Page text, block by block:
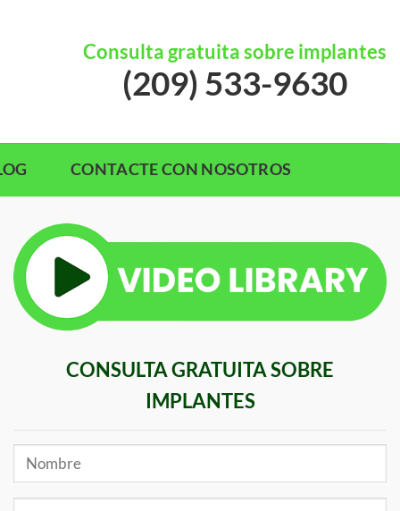
Consulta gratuita sobre implantes
(209) 533-9630
CONTACTE CON NOSOTROS
CONSULTA GRATUITA SOBRE
IMPLANTES